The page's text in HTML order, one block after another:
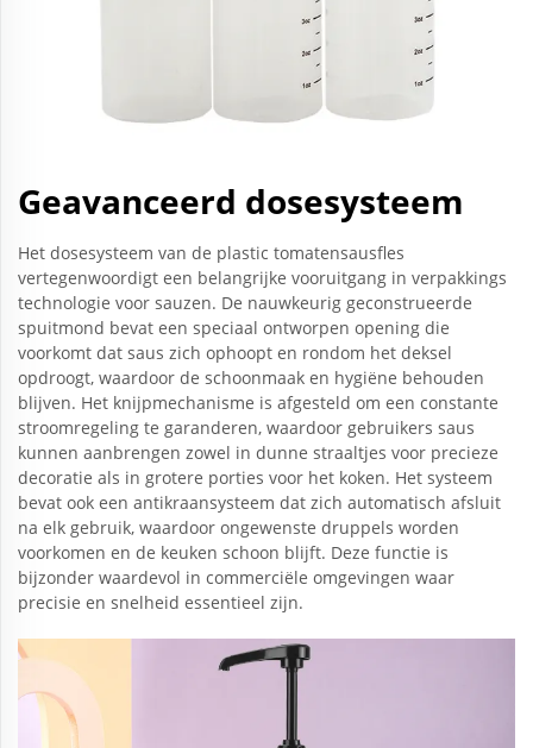
Geavanceerd dosesysteem
Het dosesysteem van de plastic tomatensausfles
vertegenwoordigt een belangrijke vooruitgang in verpakkings
technologie voor sauzen. De nauwkeurig geconstrueerde
spuitmond bevat een speciaal ontworpen opening die
voorkomt dat saus zich ophoopt en rondom het deksel
opdroogt, waardoor de schoonmaak en hygiëne behouden
blijven. Het knijpmechanisme is afgesteld om een constante
stroomregeling te garanderen, waardoor gebruikers saus
kunnen aanbrengen zowel in dunne straaltjes voor precieze
decoratie als in grotere porties voor het koken. Het systeem
bevat ook een antikraansysteem dat zich automatisch afsluit
na elk gebruik, waardoor ongewenste druppels worden
voorkomen en de keuken schoon blijft. Deze functie is
bijzonder waardevol in commerciële omgevingen waar
precisie en snelheid essentieel zijn.